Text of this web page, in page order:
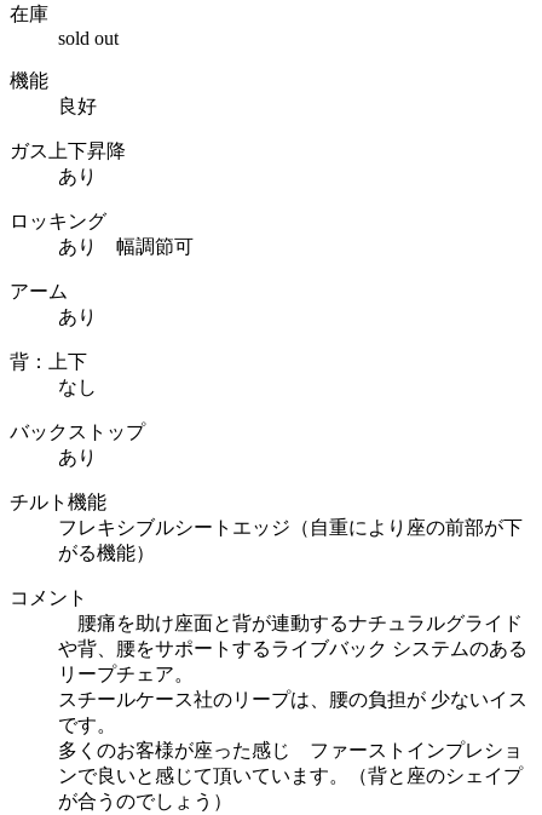
在庫
sold out
機能
良好
ガス上下昇降
あり
ロッキング
あり 幅調節可
アーム
あり
背：上下
なし
バックストップ
あり
チルト機能
フレキシブルシートエッジ（自重により座の前部が下
がる機能）
コメント
腰痛を助け座面と背が連動するナチュラルグライド
や背、腰をサポートするライブバック システムのある
リープチェア。
スチールケース社のリープは、腰の負担が 少ないイス
です。
多くのお客様が座った感じ ファーストインプレショ
ンで良いと感じて頂いています。（背と座のシェイプ
が合うのでしょう）